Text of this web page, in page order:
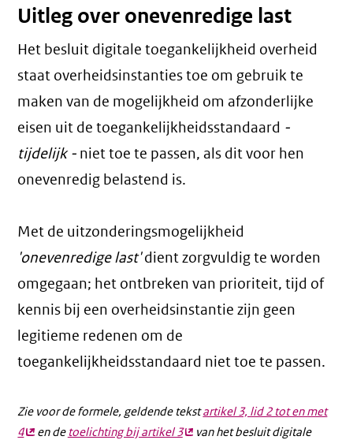
Uitleg over onevenredige last
Het besluit digitale toegankelijkheid overheid
staat overheidsinstanties toe om gebruik te
maken van de mogelijkheid om afzonderlijke
eisen uit de toegankelijkheidsstandaard -
tijdelijk - niet toe te passen, als dit voor hen
onevenredig belastend is.
Met de uitzonderingsmogelijkheid
'onevenredige last'dient zorgvuldig te worden
omgegaan; het ontbreken van prioriteit, tijd of
kennis bij een overheidsinstantie zijn geen
legitieme redenen om de
toegankelijkheidsstandaard niet toe te passen.
Zie voor de formele, geldende tekstartikel 3, lid 2 tot en met
4(externe
en de toelichting bij artikel 3(externe
van het besluit digitale